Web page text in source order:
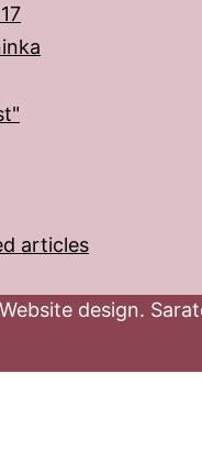
articles
design.